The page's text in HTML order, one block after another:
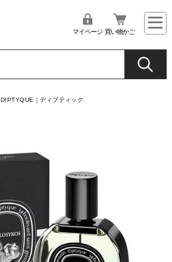
マイページ 買い物かご
DIPTYQUE｜ディプティック